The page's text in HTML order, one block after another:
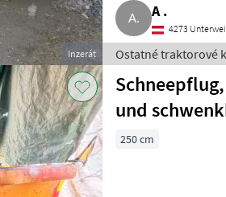
Inzerát
A .
4273
Ostatné traktorové
und
250 cm